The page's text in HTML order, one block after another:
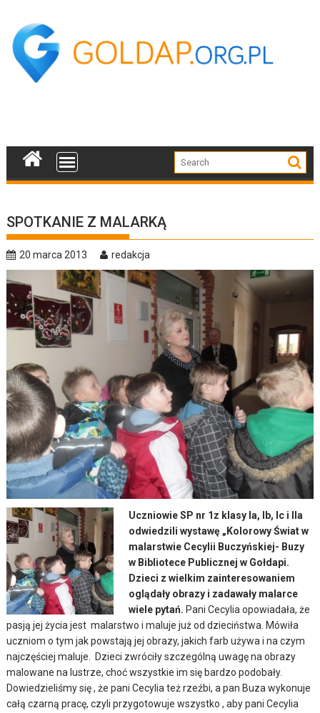
content
SPOTKANIE Z MALARKĄ
20 marca 2013 redakcja
Uczniowie SP nr 1z klasy Ia, Ib, Ic i IIa
odwiedzili wystawę „Kolorowy Świat w
malarstwie Cecylii Buczyńskiej- Buzy
w Bibliotece Publicznej w Gołdapi.
Dzieci z wielkim zainteresowaniem
oglądały obrazy i zadawały malarce
wiele pytań. Pani Cecylia opowiadała, że
pasją jej życia jest malarstwo i maluje już od dzieciństwa. Mówiła
uczniom o tym jak powstają jej obrazy, jakich farb używa i na czym
najczęściej maluje. Dzieci zwróciły szczególną uwagę na obrazy
malowane na lustrze, choć wszystkie im się bardzo podobały.
Dowiedzieliśmy się , że pani Cecylia też rzeźbi, a pan Buza wykonuje
całą czarną pracę, czyli przygotowuje wszystko , aby pani Cecylia